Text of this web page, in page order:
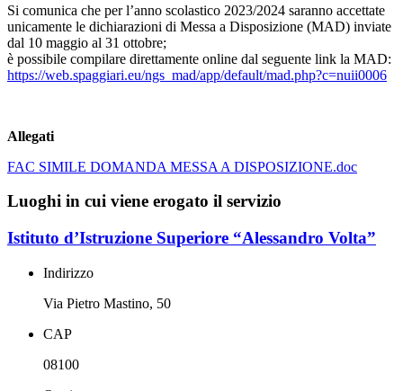
Si comunica che per l’anno scolastico 2023/2024 saranno accettate
unicamente le dichiarazioni di Messa a Disposizione (MAD) inviate
dal 10 maggio al 31 ottobre;
è possibile compilare direttamente online dal seguente link la MAD:
https://web.spaggiari.eu/ngs_mad/app/default/mad.php?c=nuii0006
Allegati
FAC SIMILE DOMANDA MESSA A DISPOSIZIONE.doc
Luoghi in cui viene erogato il servizio
Istituto d’Istruzione Superiore “Alessandro Volta”
Indirizzo
Via Pietro Mastino, 50
CAP
08100